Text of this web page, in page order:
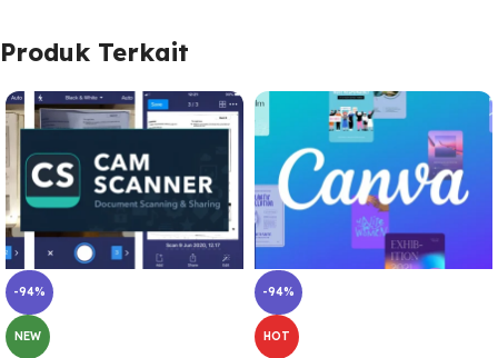
Produk Terkait
-94%
NEW
-94%
HOT